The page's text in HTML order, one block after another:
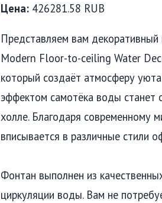
Цена: 426281.58 RUB
Представляем вам
Modern Floor-to-ceiling Water
который создаёт атмосферу
эффектом самотёка воды станет
холле. Благодаря современному
вписывается в различные стили
Фонтан выполнен из
циркуляции воды. Вам не